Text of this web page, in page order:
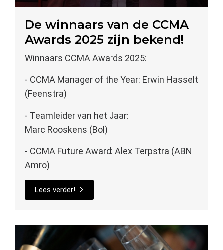
De winnaars van de CCMA
Awards 2025 zijn bekend!
Winnaars CCMA Awards 2025:
- CCMA Manager of the Year: Erwin Hasselt
(Feenstra)
- Teamleider van het Jaar:
Marc Rooskens (Bol)
- CCMA Future Award: Alex Terpstra (ABN
Amro)
Lees verder!